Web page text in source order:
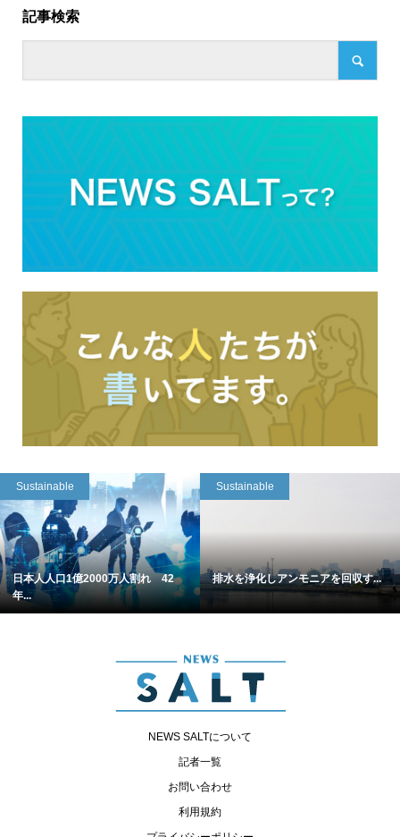
記事検索
Sustainable
日本人人口1億2000万人割れ 42
年...
Sustainable
排水を浄化しアンモニアを回収す...
NEWS SALTについて
記者一覧
お問い合わせ
利用規約